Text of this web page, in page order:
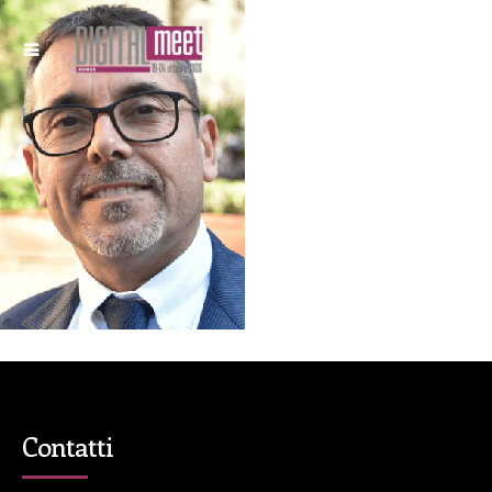
Contatti